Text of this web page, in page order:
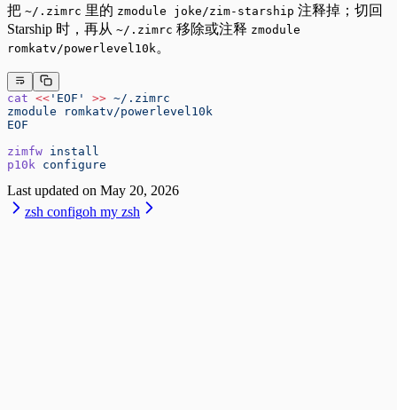
把 ~/.zimrc 里的 zmodule joke/zim-starship 注释掉；切回
Starship 时，再从 ~/.zimrc 移除或注释 zmodule
romkatv/powerlevel10k 。
cat << 'EOF' >> ~/.zimrc
zmodule romkatv/powerlevel10k
EOF
zimfw install
p10k configure
Last updated on May 20, 2026
zsh configoh my zsh